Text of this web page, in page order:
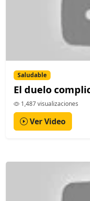
Saludable
El duelo
1,487 visualizaciones
Ver Video